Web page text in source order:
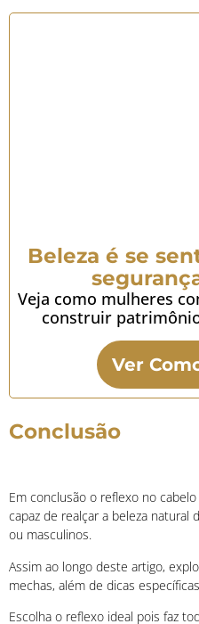
Beleza é se
Veja como mulheres
construir
Ver
Conclusão
Em conclusão o reflexo no
capaz de realçar a beleza natural
ou masculinos.
Assim ao longo deste artigo,
mechas, além de dicas
Escolha o reflexo ideal pois faz